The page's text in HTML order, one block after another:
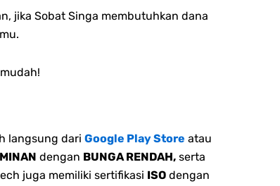
jika Sobat Singa membutuhkan dana
langsung dari Google Play Store atau
dengan BUNGA RENDAH, serta
juga memiliki sertifikasi ISO dengan